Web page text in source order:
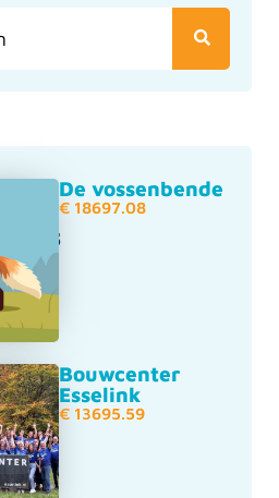
De vossenbende
€ 18697.08
Bouwcenter
Esselink
€ 13695.59